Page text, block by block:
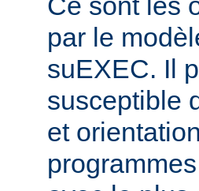
par le
suEXEC. Il
susceptible
et